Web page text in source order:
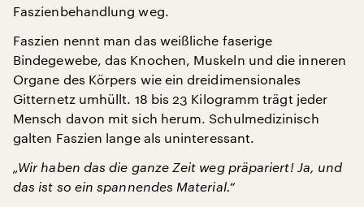
Faszienbehandlung weg.
Faszien nennt man das weißliche faserige
Bindegewebe, das Knochen, Muskeln und die inneren
Organe des Körpers wie ein dreidimensionales
Gitternetz umhüllt. 18 bis 23 Kilogramm trägt jeder
Mensch davon mit sich herum. Schulmedizinisch
galten Faszien lange als uninteressant.
„Wir haben das die ganze Zeit weg präpariert! Ja, und
das ist so ein spannendes Material.“